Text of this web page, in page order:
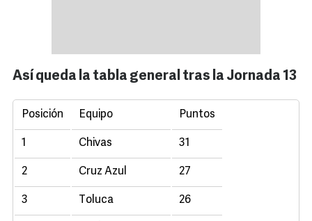
Así queda la tabla general tras la Jornada 13
Posición Equipo Puntos
1 Chivas 31
2 Cruz Azul 27
3 Toluca 26